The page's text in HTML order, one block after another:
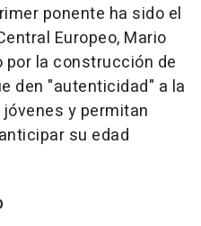
ponente ha sido el
Europeo, Mario
por la construcción de
den "autenticidad" a la
y permitan
su edad